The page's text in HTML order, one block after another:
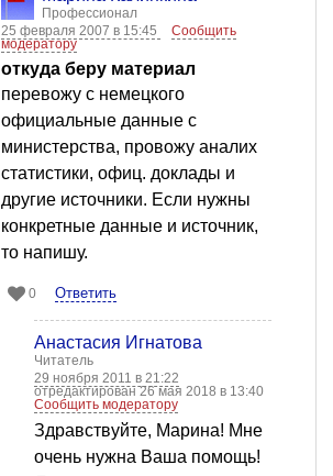
Профессионал
25 февраля 2007 в 15:45
Сообщить
модератору
откуда беру материал
перевожу с немецкого
официальные данные с
министерства, провожу аналих
статистики, офиц. доклады и
другие источники. Если нужны
конкретные данные и источник,
то напишу.
0 Ответить
Анастасия Игнатова
Читатель
29 ноября 2011 в 21:22
отредактирован 26 мая 2018 в 13:40
Сообщить модератору
Здравствуйте, Марина! Мне
очень нужна Ваша помощь!